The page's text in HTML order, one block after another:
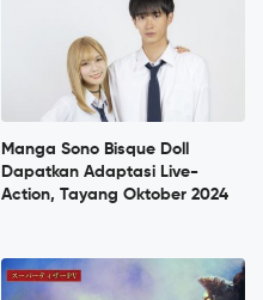
Manga Sono Bisque Doll
Dapatkan Adaptasi Live-
Action, Tayang Oktober 2024